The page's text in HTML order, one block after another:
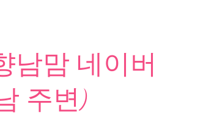
맘 네이버
주변)